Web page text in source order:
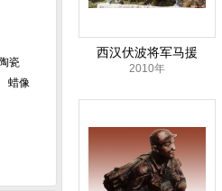
陶瓷
蜡像
西汉伏波将军马援
2010年